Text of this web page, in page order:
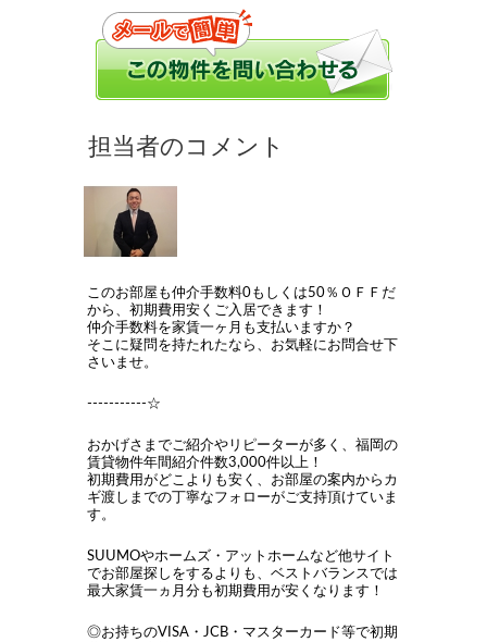
このお部屋も仲介手数料0もしくは50％ＯＦＦだ
から、初期費用安くご入居できます！
仲介手数料を家賃一ヶ月も支払いますか？
そこに疑問を持たれたなら、お気軽にお問合せ下
さいませ。
-----------☆
おかげさまでご紹介やリピーターが多く、福岡の
賃貸物件年間紹介件数3,000件以上！
初期費用がどこよりも安く、お部屋の案内からカ
ギ渡しまでの丁寧なフォローがご支持頂けていま
す。
SUUMOやホームズ・アットホームなど他サイト
でお部屋探しをするよりも、ベストバランスでは
最大家賃一ヵ月分も初期費用が安くなります！
◎お持ちのVISA・JCB・マスターカード等で初期